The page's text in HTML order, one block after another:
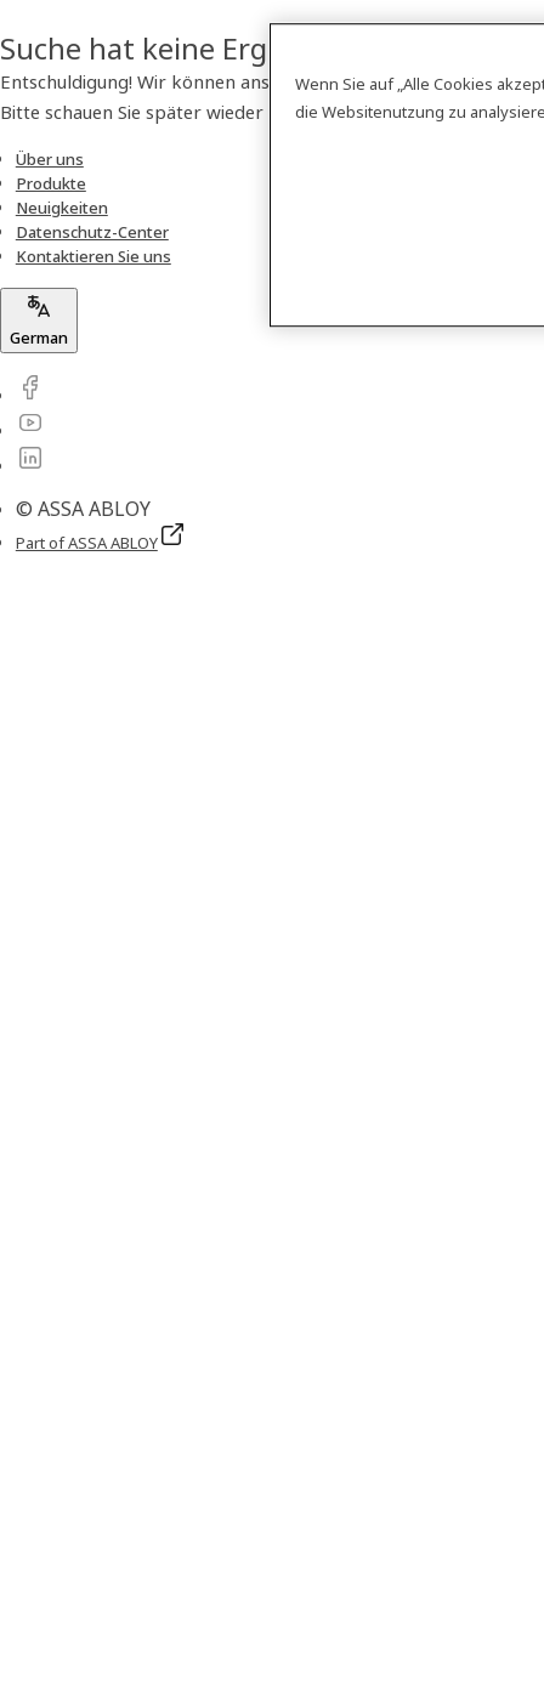
Suche hat keine Ergebnisse geliefert
Entschuldigung! Wir können anscheinend kein Produkt finden.
Bitte schauen Sie später wieder vorbei!
Über uns
Produkte
Neuigkeiten
Datenschutz-Center
Kontaktieren Sie uns
German
© ASSA ABLOY
Part of ASSA ABLOY
Wenn Sie auf „Alle Cookies
die Websitenutzung zu